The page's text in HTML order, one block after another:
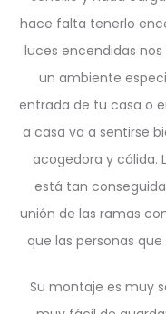
hace falta tenerlo
luces encendidas
un ambiente
entrada de tu casa o
a casa va a sentirse
acogedora y cálida.
está tan
unión de las ramas
que las personas
Su montaje es muy